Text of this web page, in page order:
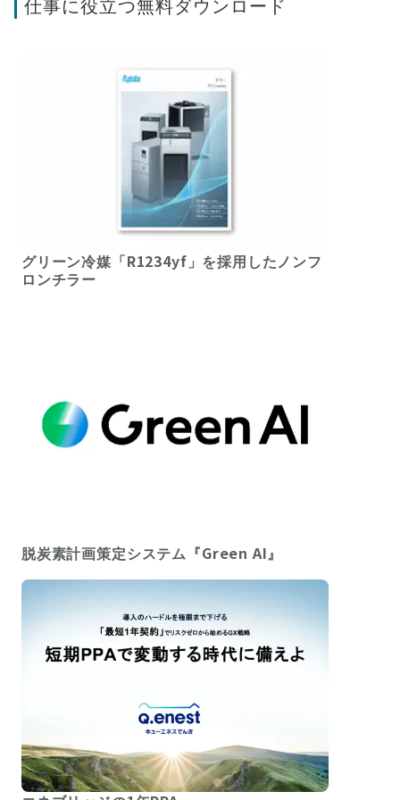
グリーン冷媒「R1234yf」を採用したノンフ
ロンチラー
脱炭素計画策定システム『Green AI』